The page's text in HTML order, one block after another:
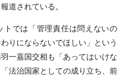
道されている。
トでは「管理責任は問えないの
りにならないでほしい」という
一嘉国交相も「あってはいけな
法治国家としての成り立ち、前